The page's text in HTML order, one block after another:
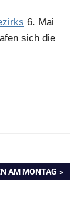
6. Mai
sich die
AM MONTAG